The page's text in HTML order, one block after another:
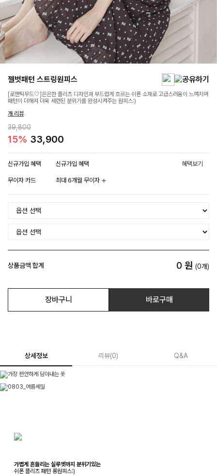
젤벗패턴 스트링원피스
[로맨틱무드🤍]은은한 플리츠 디자인과 부드럽게 흐르는 쉬폰 소재로 고급스러움이 느껴지며
패턴이 더해져 더욱 세련된 분위기를 완성시켜주는 원피스:)
개 리뷰
39,800
15% 33,900
신규가입 혜택 신규가입 혜택 혜택보기
무이자 카드 최대 6개월 무이자
상품금액 합계 0 원 (0개)
장바구니 바로구매
상세정보 리뷰(0) Q&A
가볍게 흔들리는 실루엣까지 분위기있는
쉬폰 플리츠 패턴 롱원피스:)